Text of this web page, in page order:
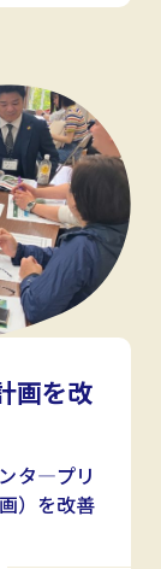
画を改
タ―プリ
）を改善